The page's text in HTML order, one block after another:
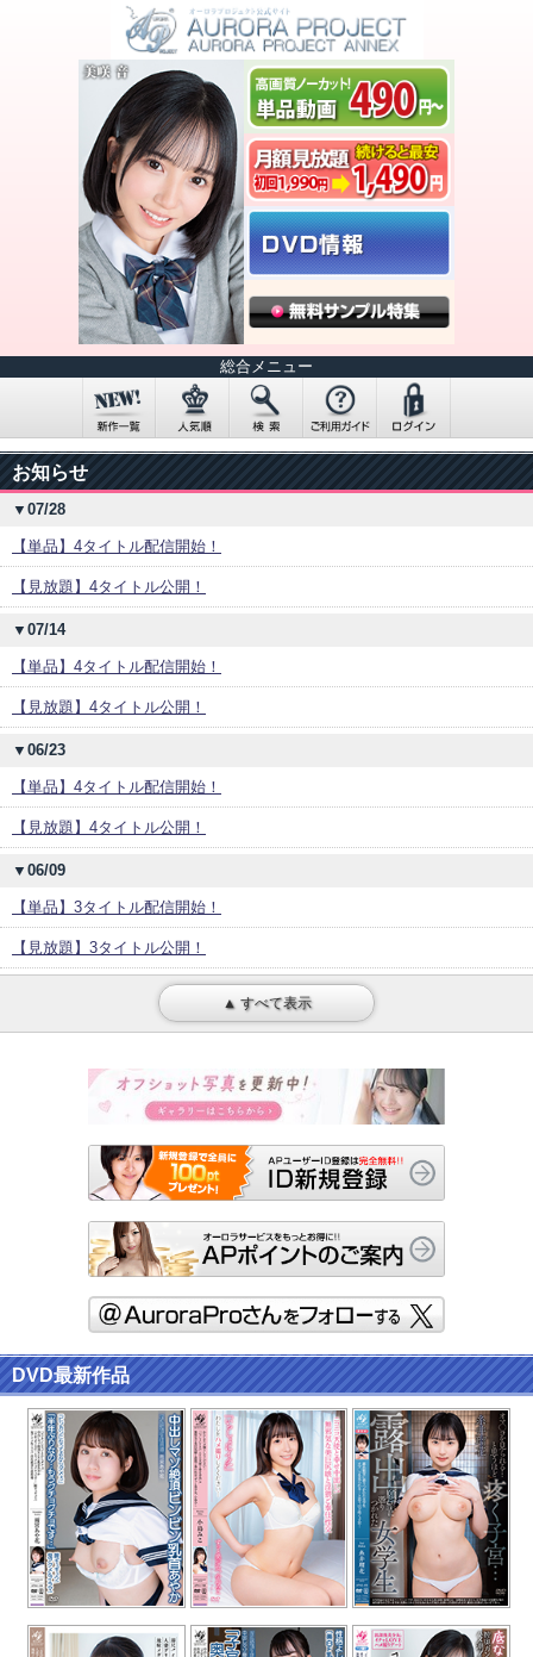
総合メニュー
お知らせ
▼07/28
【単品】4タイトル配信開始！
【見放題】4タイトル公開！
▼07/14
【単品】4タイトル配信開始！
【見放題】4タイトル公開！
▼06/23
【単品】4タイトル配信開始！
【見放題】4タイトル公開！
▼06/09
【単品】3タイトル配信開始！
【見放題】3タイトル公開！
▲ すべて表示
DVD最新作品